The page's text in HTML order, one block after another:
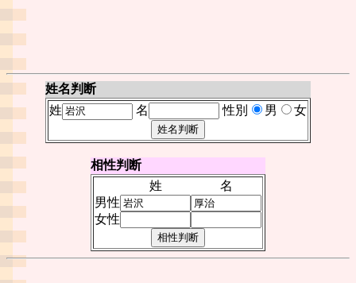
姓名判断
姓
名 性別 男 女
相性判断
姓
名
男性
女性